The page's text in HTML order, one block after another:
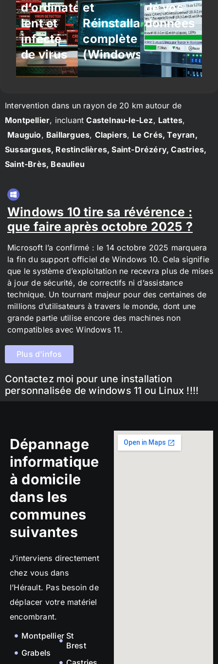
d’ordinateur
lent et
infecté
de virus
et
Réinstallation
complète
(Windows/Linux)
de vos
données
Intervention dans un rayon de 20 km autour de
Montpellier, incluantCastelnau-le-Lez, Lattes,
Mauguio, Baillargues, Clapiers, Le Crés, Teyran,
Sussargues, Restinclières, Saint-Drézéry, Castries,
Saint-Brès, Beaulieu
Windows 10 tire sa révérence :
que faire après octobre 2025 ?
Microsoft l’a confirmé : le 14 octobre 2025 marquera
la fin du support officiel de Windows 10. Cela signifie
que le système d’exploitation ne recevra plus de mises
à jour de sécurité, de correctifs ni d’assistance
technique. Un tournant majeur pour des centaines de
millions d’utilisateurs à travers le monde, dont une
grande partie utilise encore des machines non
compatibles avec Windows 11.
Plus d'infos
Contactez moi pour une installation
personnalisée de windows 11 ou Linux !!!!
Dépannage
informatique
à domicile
dans les
communes
suivantes
J’interviens directement
chez vous dans
l’Hérault. Pas besoin de
déplacer votre matériel
encombrant.
Montpellier
Grabels
St
Brest